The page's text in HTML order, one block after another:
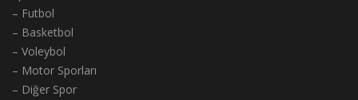
– Futbol
– Basketbol
– Voleybol
– Motor Sporları
– Diğer Spor